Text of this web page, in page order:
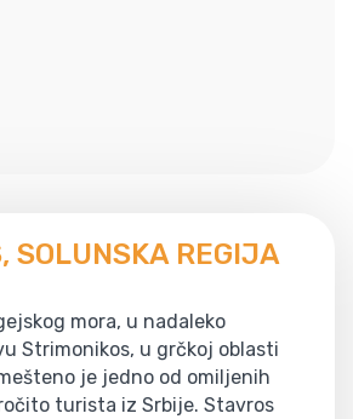
SOLUNSKA REGIJA
mora, u nadaleko
Strimonikos, u grčkoj oblasti
je jedno od omiljenih
turista iz Srbije. Stavros